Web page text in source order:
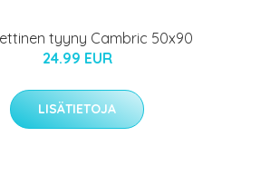
tyyny Cambric 50x90
24.99 EUR
LISÄTIETOJA